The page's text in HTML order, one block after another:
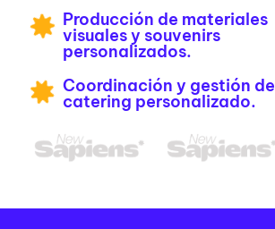
Producción de materiales
visuales y souvenirs
personalizados.
Coordinación y gestión de
catering personalizado.